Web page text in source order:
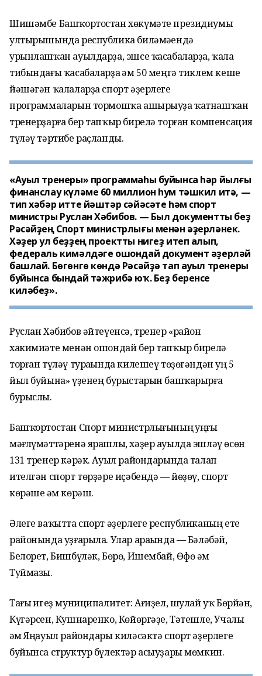
Шишәмбе Башҡортостан хөкүмәте президиумы
ултырышында республика биләмәһендә
урынлашҡан ауылдарҙа, эшсе ҡасабаларҙа, ҡала
тибындағы ҡасабаларҙа һәм 50 меңгә тиклем кеше
йәшәгән ҡалаларҙа спорт әҙерлеге
программаларын тормошҡа ашырыуҙа ҡатнашҡан
тренерҙарға бер тапҡыр бирелә торған компенсация
түләү тәртибе раҫланды.
«Ауыл тренеры» программаһы буйынса һәр йылғы
финанслау күләме 60 миллион һум тәшкил итә, —
тип хәбәр итте йәштәр сәйәсәте һәм спорт
министры Руслан Хәбибов. — Был документты беҙ
Рәсәйҙең Спорт министрлығы менән әҙерләнек.
Хәҙер ул беҙҙең проектты нигеҙ итеп алып,
федераль кимәлдәге ошондай документ әҙерләй
башлай. Бөгөнгө көндә Рәсәйҙә тап ауыл тренеры
буйынса бындай тәжрибә юҡ. Беҙ беренсе
киләбеҙ».
Руслан Хәбибов әйтеүенсә, тренер «район
хакимиәте менән ошондай бер тапҡыр бирелә
торған түләү тураһында килешеү төҙөгәндән һуң 5
йыл буйына» үҙенең бурыстарын башҡарырға
бурыслы.
Башҡортостан Спорт министрлығының һуңғы
мәғлүмәттәренә ярашлы, хәҙер ауылда эшләү өсөн
131 тренер кәрәк. Ауыл райондарында талап
ителгән спорт төрҙәре иҫәбендә — йөҙөү, спорт
көрәше һәм көрәш.
Әлеге ваҡытта спорт әҙерлеге республиканың ете
районында уҙғарыла. Улар араһында — Бәләбәй,
Белорет, Бишбүләк, Бөрө, Ишембай, Өфө һәм
Туймазы.
Тағы һигеҙ муниципалитет: Ағиҙел, шулай уҡ Бөрйән,
Күгәрсен, Кушнаренко, Көйөргәҙе, Тәтешле, Учалы
һәм Яңауыл райондары киләсәктә спорт әҙерлеге
буйынса структур бүлектәр асыуҙары мөмкин.